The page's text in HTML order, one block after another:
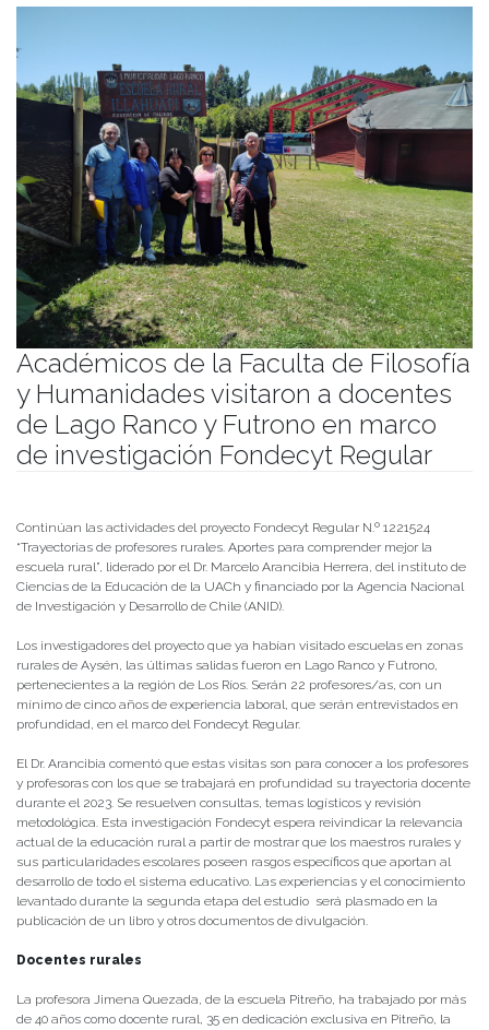
Académicos de la Faculta de Filosofía
y Humanidades visitaron a docentes
de Lago Ranco y Futrono en marco
de investigación Fondecyt Regular
Continúan las actividades del proyecto Fondecyt Regular N.º 1221524
“Trayectorias de profesores rurales. Aportes para comprender mejor la
escuela rural”, liderado por el Dr. Marcelo Arancibia Herrera, del instituto de
Ciencias de la Educación de la UACh y financiado por la Agencia Nacional
de Investigación y Desarrollo de Chile (ANID).
Los investigadores del proyecto que ya habían visitado escuelas en zonas
rurales de Aysén, las últimas salidas fueron en Lago Ranco y Futrono,
pertenecientes a la región de Los Ríos. Serán 22 profesores/as, con un
mínimo de cinco años de experiencia laboral, que serán entrevistados en
profundidad, en el marco del Fondecyt Regular.
El Dr. Arancibia comentó que estas visitas son para conocer a los profesores
y profesoras con los que se trabajará en profundidad su trayectoria docente
durante el 2023. Se resuelven consultas, temas logísticos y revisión
metodológica. Esta investigación Fondecyt espera reivindicar la relevancia
actual de la educación rural a partir de mostrar que los maestros rurales y
sus particularidades escolares poseen rasgos específicos que aportan al
desarrollo de todo el sistema educativo. Las experiencias y el conocimiento
levantado durante la segunda etapa del estudio será plasmado en la
publicación de un libro y otros documentos de divulgación.
Docentes rurales
La profesora Jimena Quezada, de la escuela Pitreño, ha trabajado por más
de 40 años como docente rural, 35 en dedicación exclusiva en Pitreño, la